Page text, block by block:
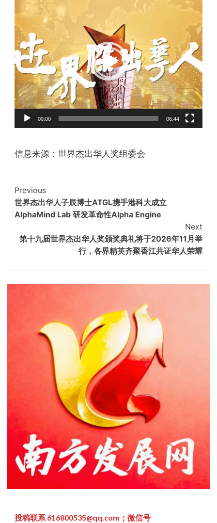
频
播
放
器
00:00 06:44
信息来源：世界杰出华人奖组委会
Continue
Reading
Previous
世界杰出华人子辰博士ATGL携手港科大成立
AlphaMind Lab 研发革命性Alpha Engine
Next
第十九届世界杰出华人奖颁奖典礼将于2026年11月举
行，各界精英齐聚香江共证华人荣耀
投稿联系 616800535@qq.com；微信号